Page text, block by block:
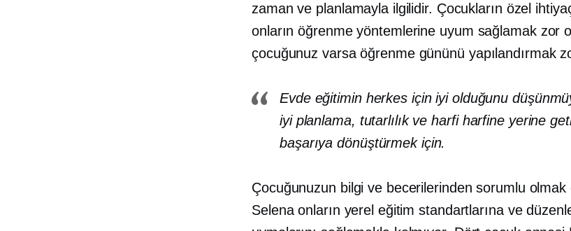
zaman ve planlamayla ilgilidir. Çocukların özel
onların öğrenme yöntemlerine uyum sağlamak zor
çocuğunuz varsa öğrenme gününü yapılandırmak
Evde eğitimin herkes için iyi olduğunu
iyi planlama, tutarlılık veharfi harfine yerine
başarıya dönüştürmek için.
Çocuğunuzun bilgi ve becerilerinden sorumlu
Selena onların yerel eğitim standartlarına ve